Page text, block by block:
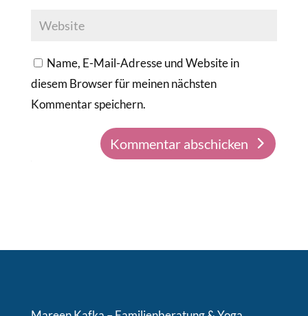
Name, E-Mail-Adresse und Website in
diesem Browser für meinen nächsten
Kommentar speichern.
Kommentar abschicken